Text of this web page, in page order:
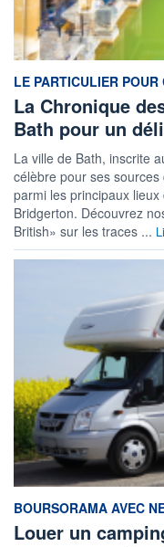
information fournie par
LE PARTICULIER POUR
La Chronique
Bath pour un
La ville de Bath, inscrite
célèbre pour ses
parmi les principaux
Bridgerton. Découvrez
British» sur les traces ...
information fournie par
BOURSORAMA AVEC
Louer un